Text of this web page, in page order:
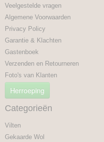
Veelgestelde vragen
Algemene Voorwaarden
Privacy Policy
Garantie & Klachten
Gastenboek
Verzenden en Retourneren
Foto's van Klanten
Herroeping
Categorieën
Vilten
Gekaarde Wol